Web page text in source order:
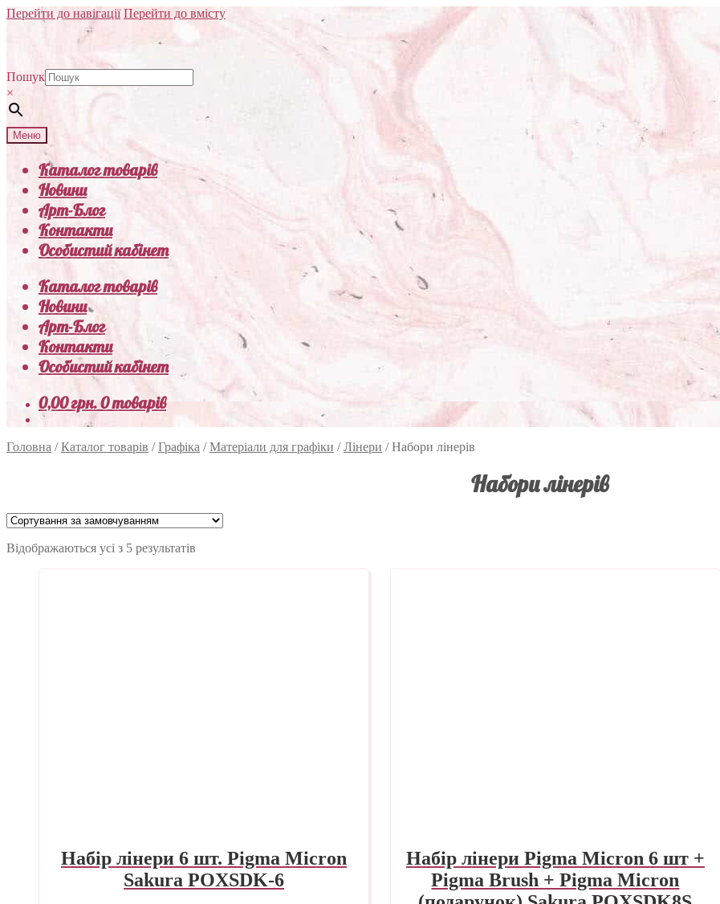
Перейти до навігації Перейти до вмісту
Пошук
×
Меню
Каталог товарів
Новини
Арт-Блог
Контакти
Особистий кабінет
Каталог товарів
Новини
Арт-Блог
Контакти
Особистий кабінет
0,00грн.0 товарів
Головна /Каталог товарів /Графіка /Матеріали для графіки /Лінери /Набори лінерів
Набори лінерів
Відображаються усі з 5 результатів
Набір лінери 6 шт. Pigma Micron
Sakura POXSDK-6
Набір лінери Pigma Micron 6 шт +
Pigma Brush + Pigma Micron